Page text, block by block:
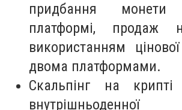
придбання
платформі, продаж
використанням
двома платформами.
Скальпінг на крипті